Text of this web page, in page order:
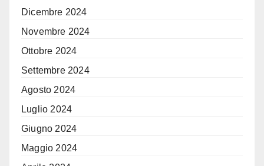
Dicembre 2024
Novembre 2024
Ottobre 2024
Settembre 2024
Agosto 2024
Luglio 2024
Giugno 2024
Maggio 2024